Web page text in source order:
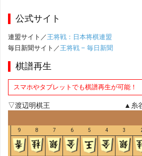
公式サイト
連盟サイト／ 王将戦：日本将棋連盟
毎日新聞サイト／ 王将戦 – 毎日新聞
棋譜再生
スマホやタブレットでも棋譜再生が可能！
▽渡辺明棋王 ▲糸
9 8 7 6 5 4 3